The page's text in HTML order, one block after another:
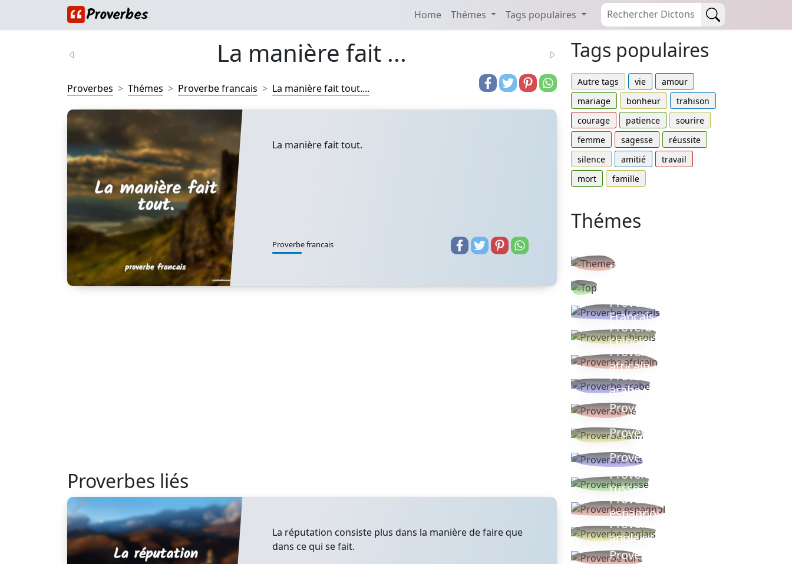
Home Thémes Tags populaires
La manière fait ...
Proverbes Thémes Proverbe francais La manière fait tout....
La manière fait tout.
Proverbe francais
Proverbes liés
La réputation consiste plus dans la manière de faire que
dans ce qui se fait.
Tags populaires
Autre tags vie
amour
mariage
bonheur
trahison
courage
patience
sourire
femme
sagesse
réussite
silence
amitié
travail
mort
famille
Thémes
thèmes
Proverbe
Français
Proverbe
chinois
Proverbe
africain
Proverbe
arabe
Proverbe vie
Proverbe latin
Proverbes ete
Proverbe
russe
Proverbe
espagnol
Proverbe
anglais
Proverbe turc